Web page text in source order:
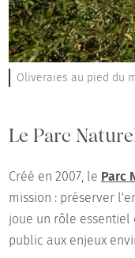
Oliveraies au pied du
Le Parc
Créé en 2007, le Parc
mission : préserver
joue un rôle essentiel
public aux enjeux